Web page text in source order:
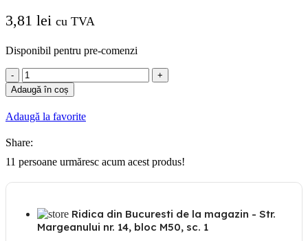
3,81 lei cu TVA
Disponibil pentru pre-comenzi
Cantitate
Bara
cu
filet
8mm/1m
Adaugă în coș
Adaugă la favorite
Share:
11 persoane urmăresc acum acest produs!
Ridica din Bucuresti de la magazin - Str.
Margeanului nr. 14, bloc M50, sc. 1